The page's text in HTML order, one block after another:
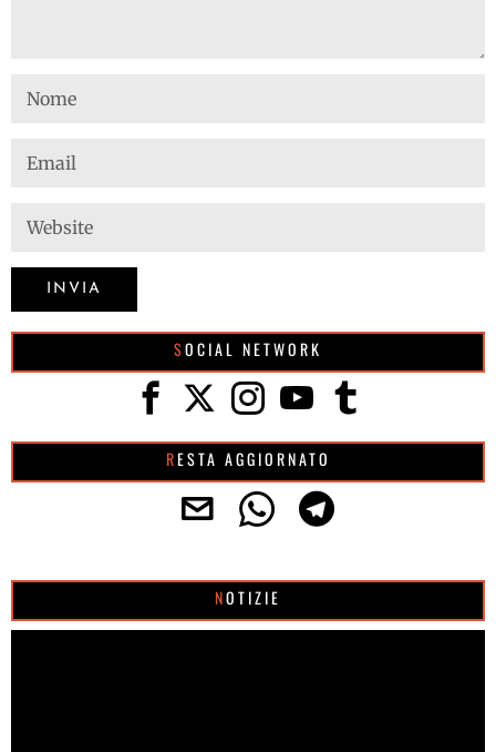
SOCIAL NETWORK
RESTA AGGIORNATO
NOTIZIE